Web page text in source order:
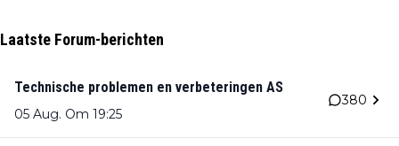
Laatste Forum-berichten
Technische problemen en verbeteringen AS
05 Aug. Om 19:25
380